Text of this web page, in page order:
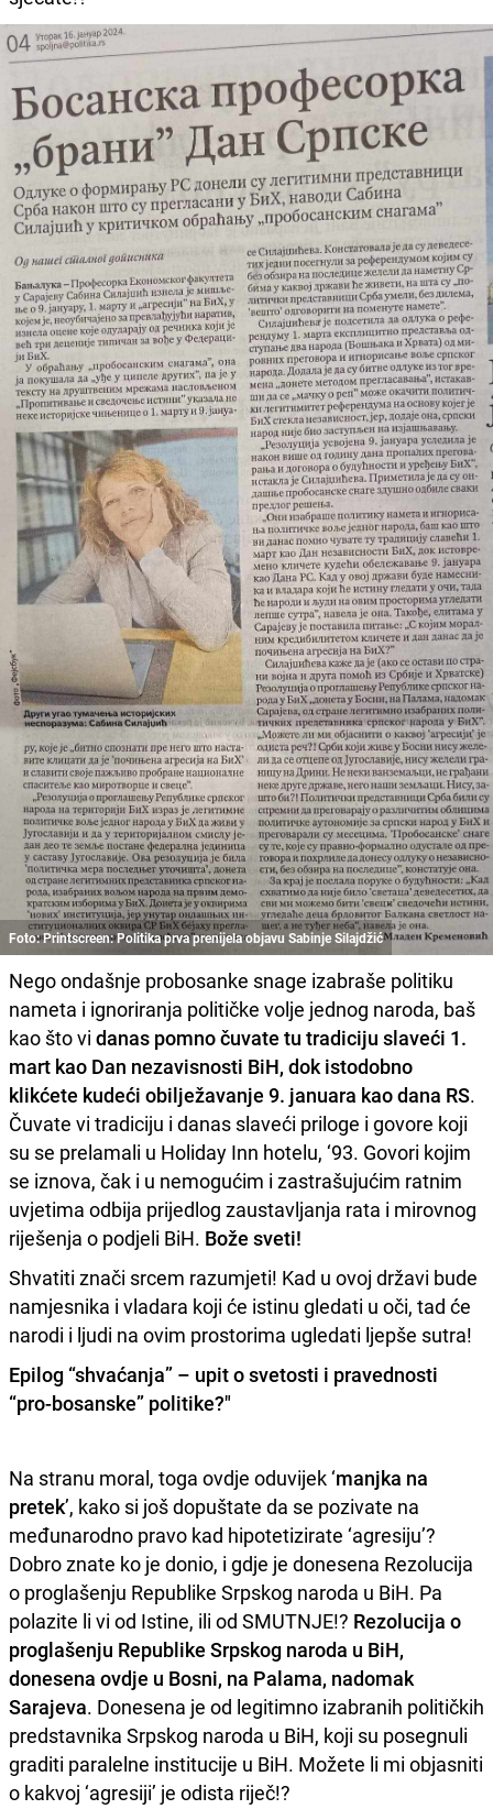
Foto: Printscreen: Politika prva prenijela objavu Sabinje Silajdžić
Nego ondašnje probosanke snage izabraše politiku
nameta i ignoriranja političke volje jednog naroda, baš
kao što vi danas pomno čuvate tu tradiciju slaveći 1.
mart kao Dan nezavisnosti BiH, dok istodobno
klikćete kudeći obilježavanje 9. januara kao dana RS.
Čuvate vi tradiciju i danas slaveći priloge i govore koji
su se prelamali u Holiday Inn hotelu, ‘93. Govori kojim
se iznova, čak i u nemogućim i zastrašujućim ratnim
uvjetima odbija prijedlog zaustavljanja rata i mirovnog
riješenja o podjeli BiH. Bože sveti!
Shvatiti znači srcem razumjeti! Kad u ovoj državi bude
namjesnika i vladara koji će istinu gledati u oči, tad će
narodi i ljudi na ovim prostorima ugledati ljepše sutra!
Epilog “shvaćanja” – upit o svetosti i pravednosti
“pro-bosanske” politike?"
Na stranu moral, toga ovdje oduvijek ‘manjka na
pretek’, kako si još dopuštate da se pozivate na
međunarodno pravo kad hipotetizirate ‘agresiju’?
Dobro znate ko je donio, i gdje je donesena Rezolucija
o proglašenju Republike Srpskog naroda u BiH. Pa
polazite li vi od Istine, ili od SMUTNJE!? Rezolucija o
proglašenju Republike Srpskog naroda u BiH,
donesena ovdje u Bosni, na Palama, nadomak
Sarajeva. Donesena je od legitimno izabranih političkih
predstavnika Srpskog naroda u BiH, koji su posegnuli
graditi paralelne institucije u BiH. Možete li mi objasniti
o kakvoj ‘agresiji’ je odista riječ!?